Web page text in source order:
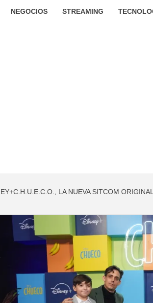
NEGOCIOS STREAMING
LA NUEVA SITCOM